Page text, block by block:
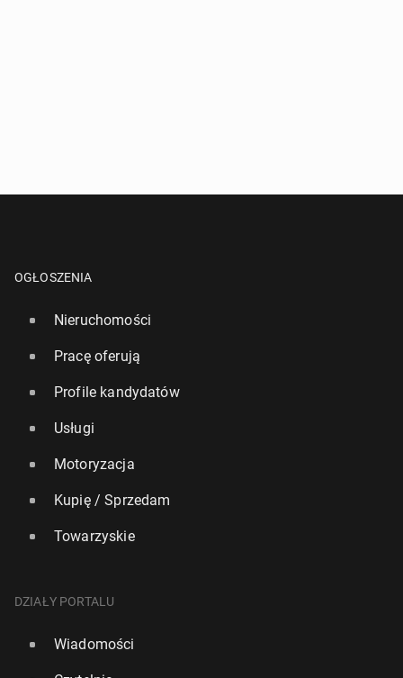
OGŁOSZENIA
Nieruchomości
Pracę oferują
Profile kandydatów
Usługi
Motoryzacja
Kupię / Sprzedam
Towarzyskie
DZIAŁY PORTALU
Wiadomości